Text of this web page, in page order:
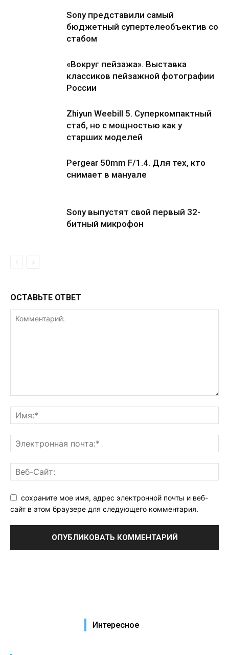
Sony представили самый
бюджетный супертелеобъектив со
стабом
«Вокруг пейзажа». Выставка
классиков пейзажной фотографии
России
Zhiyun Weebill 5. Cуперкомпактный
стаб, но с мощностью как у
старших моделей
Pergear 50mm F/1.4. Для тех, кто
снимает в мануале
Sony выпустят свой первый 32-
битный микрофон
ОСТАВЬТЕ ОТВЕТ
сохраните мое имя, адрес электронной почты и веб-
сайт в этом браузере для следующего комментария.
Интересное